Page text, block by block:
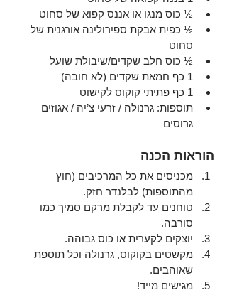
½ כוס מנגו או אננס קפוא של סחוט
½ כפית אבקת ספירולינה אורגנית של
סחוט
½ כוס חלב שקדים/שיבולת שועל
1 כף חמאת שקדים (לא חובה)
1 כף פתיתי קוקוס לקישוט
תוספות: גרנולה / זרעי צ’יה / אגוזים
גרוסים
הוראות הכנה
מכניסים את כל המרכיבים (חוץ
מהתוספות) לבלנדר חזק.
טוחנים עד לקבלת מרקם סמיך כמו
סורבה.
יוצקים לקערית או כוס גבוהה.
מקשטים בקוקוס, גרנולה וכל תוספת
שאוהבים.
מגישים מייד!